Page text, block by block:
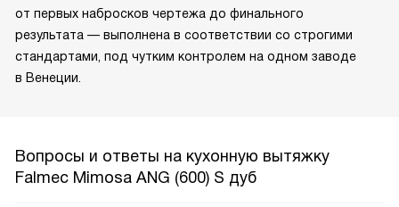
от первых набросков чертежа до финального
результата — выполнена в соответствии со строгими
стандартами, под чутким контролем на одном заводе
в Венеции.
Вопросы и ответы на кухонную вытяжку
Falmec Mimosa ANG (600) S дуб